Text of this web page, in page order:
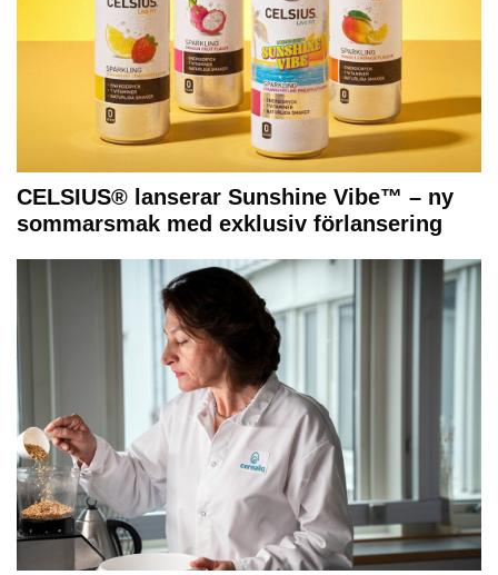
CELSIUS® lanserar Sunshine Vibe™ – ny
sommarsmak med exklusiv förlansering